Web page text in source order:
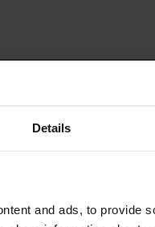
Details
and ads, to provide